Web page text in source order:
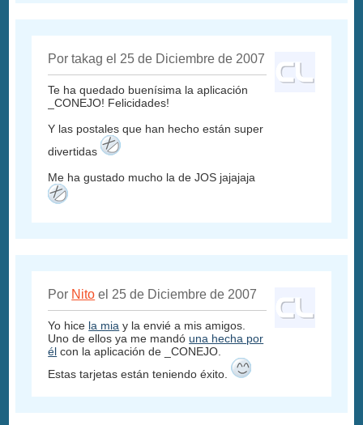
Por takag el 25 de Diciembre de 2007
Te ha quedado buenísima la aplicación
_CONEJO! Felicidades!
Y las postales que han hecho están super
divertidas
Me ha gustado mucho la de JOS jajajaja
Por Nito el 25 de Diciembre de 2007
Yo hice la mia y la envié a mis amigos.
Uno de ellos ya me mandó una hecha por
él con la aplicación de _CONEJO.
Estas tarjetas están teniendo éxito.